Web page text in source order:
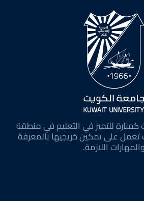
للتميز في التعليم في منطقة
على تمكين خريجيها بالمعرفة
والمهارات اللازمة.